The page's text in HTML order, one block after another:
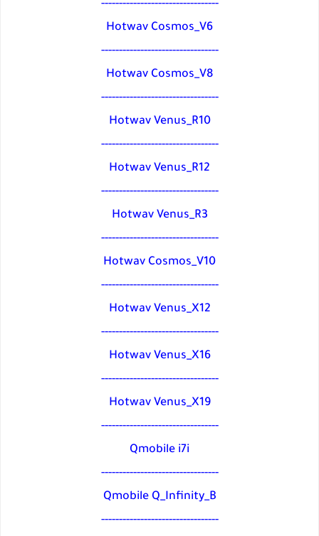
---------------------------------
Hotwav Cosmos_V6
---------------------------------
Hotwav Cosmos_V8
---------------------------------
Hotwav Venus_R10
---------------------------------
Hotwav Venus_R12
---------------------------------
Hotwav Venus_R3
---------------------------------
Hotwav Cosmos_V10
---------------------------------
Hotwav Venus_X12
---------------------------------
Hotwav Venus_X16
---------------------------------
Hotwav Venus_X19
---------------------------------
Qmobile i7i
---------------------------------
Qmobile Q_Infinity_B
---------------------------------